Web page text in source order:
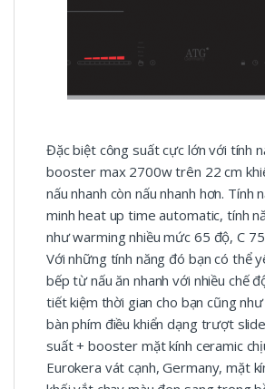
Đặc biệt công suất cực lớn với tính
booster max 2700w trên 22 cm
nấu nhanh còn nấu nhanh hơn. Tính
minh heat up time automatic, tính
như warming nhiều mức 65 độ, C
Với những tính năng đó bạn có thể
bếp từ nấu ăn nhanh với nhiều chế
tiết kiệm thời gian cho bạn cũng như
bàn phím điều khiển dạng trượt
suất + booster mặt kính ceramic
Eurokera vát cạnh, Germany, mặt